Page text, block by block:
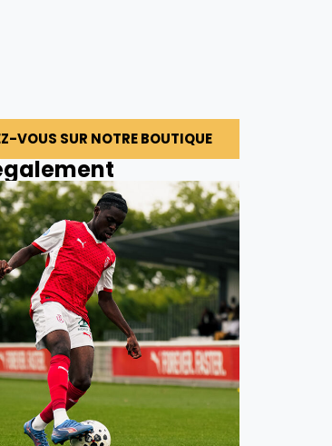
VOUS SUR NOTRE BOUTIQUE